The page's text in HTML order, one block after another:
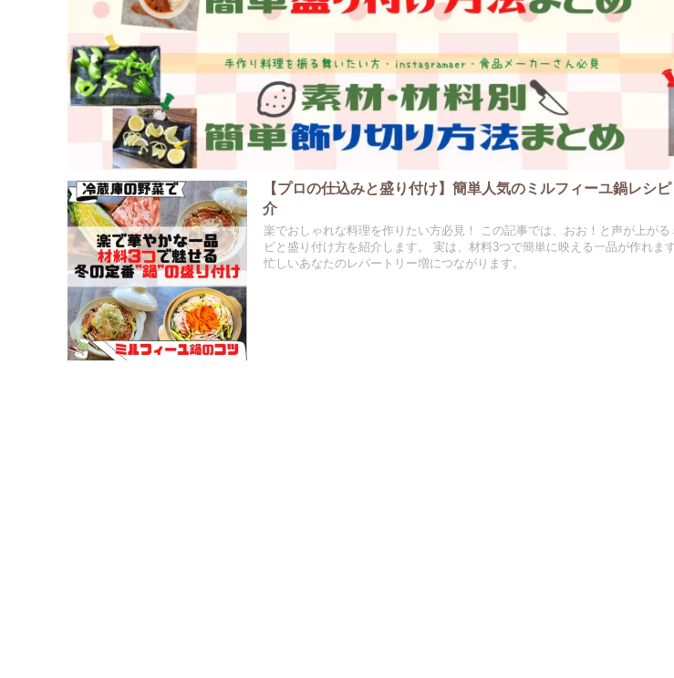
【プロの仕込みと盛り付け】簡単人気のミルフィーユ鍋レシ
介
楽でおしゃれな料理を作りたい方必見！ この記事では、おお！と声が上が
ピと盛り付け方を紹介します。 実は、材料3つで簡単に映える一品が作れま
忙しいあなたのレパートリー増につながります。